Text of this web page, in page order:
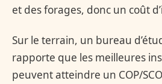
et des forages, donc un coût
Sur le terrain, un bureau
rapporte que les meilleures
peuvent atteindre un COP/